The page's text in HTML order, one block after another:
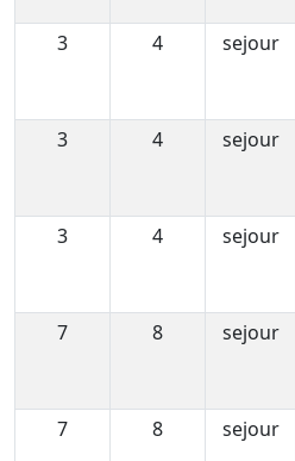
3
4 sejour
3
4 sejour
3
4 sejour
7
8 sejour
7
8 sejour